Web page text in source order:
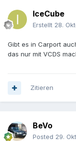
IceCube
Erstellt 28.
Gibt es in Carport
das nur mit VCDS
Zitieren
BeVo
Posted 29.